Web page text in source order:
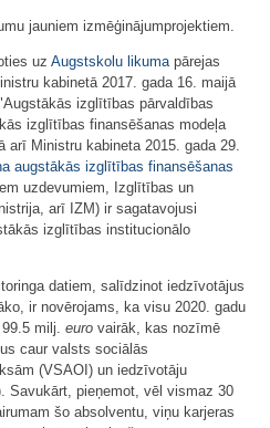
jauniem izmēģinājumprojektiem.
uz Augstskolu likuma pārejas
kabinetā 2017. gada 16. maijā
izglītības pārvaldības
izglītības finansēšanas modeļa
Ministru kabineta 2015. gada 29.
augstākās izglītības finansēšanas
uzdevumiem, Izglītības un
arī IZM) ir sagatavojusi
izglītības institucionālo
datiem, salīdzinot iedzīvotājus
ir novērojams, ka visu 2020. gadu
milj. euro vairāk, kas nozīmē
caur valsts sociālās
(VSAOI) un iedzīvotāju
Savukārt, pieņemot, vēl vismaz 30
šo absolventu, viņu karjeras